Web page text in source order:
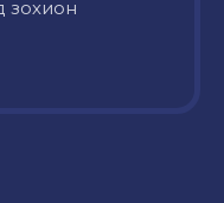
зохион